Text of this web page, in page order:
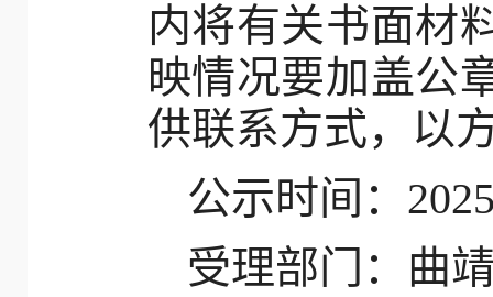
内将有关书面材
映情况要加盖公
供联系方式，以
公示时间：
受理部门：曲